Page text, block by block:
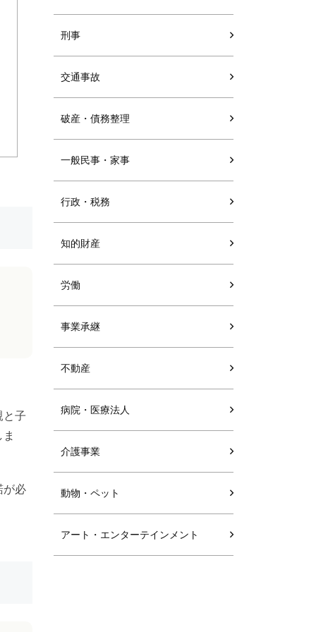
と子
が必
刑事
交通事故
破産・債務整理
一般民事・家事
行政・税務
知的財産
労働
事業承継
不動産
病院・医療法人
介護事業
動物・ペット
アート・エンターテインメント